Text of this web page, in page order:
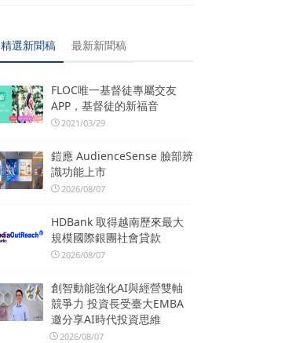
精選新聞稿 最新新聞稿
FLOC唯一基督徒專屬交友
APP，基督徒的新福音
2021/03/29
鎧應 AudienceSense 臉部辨
識功能上市
2026/08/07
HDBank 取得越南歷來最大
規模國際銀團社會貸款
2026/08/07
創智動能強化AI與經營雙軸
競爭力 投資長受臺大EMBA
邀分享AI時代投資思維
2026/08/07